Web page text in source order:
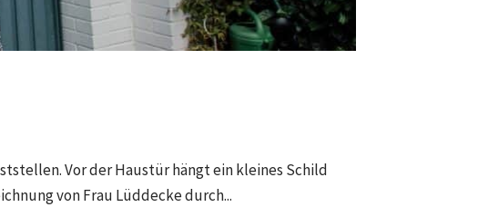
Vor der Haustür hängt ein kleines Schild
von Frau Lüddecke durch...